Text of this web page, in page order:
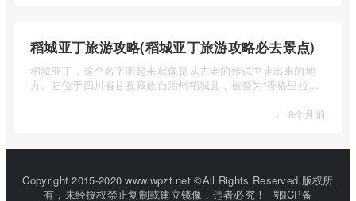
稻城亚丁旅游攻略(稻城亚丁旅游攻略必去景点)
稻城亚丁，这个名字听起来就像是从古老的传说中走出来的地
方。它位于四川省甘孜藏族自治州稻城县，被誉为“香格里拉的
· 8个月前
Copyright 2015-2020 www.wpzt.net ©All Rights Reserved.版权所
有，未经授权禁止复制或建立镜像，违者必究！
鄂ICP备